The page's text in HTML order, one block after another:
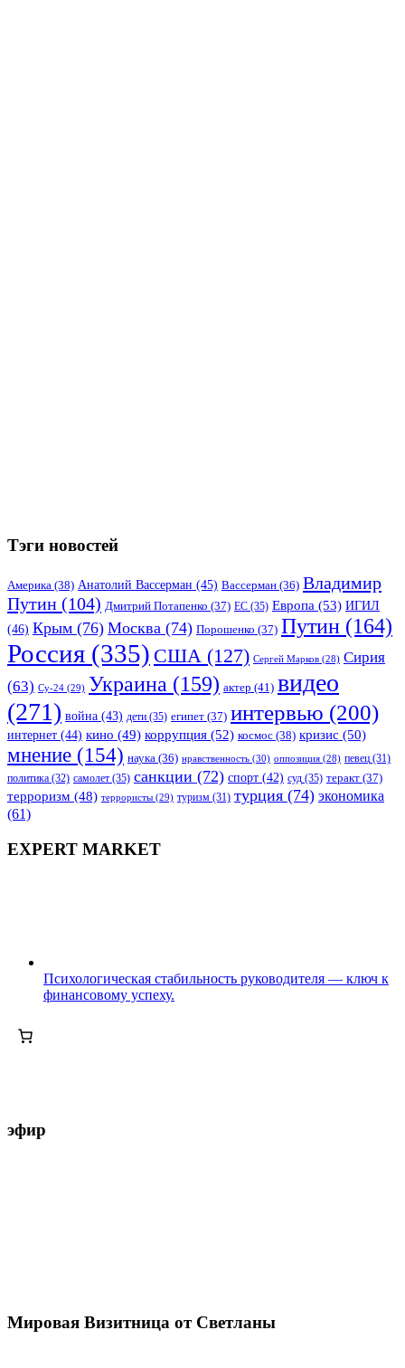
Тэги новостей
Америка (38) Анатолий Вассерман (45) Вассерман (36) Владимир
Путин (104) Дмитрий Потапенко (37) ЕС (35) Европа (53) ИГИЛ
(46) Крым (76) Москва (74) Порошенко (37) Путин (164)
Россия (335) США (127) Сергей Марков (28) Сирия
(63) Су-24 (29) Украина (159) актер (41) видео
(271) война (43) дети (35) египет (37) интервью (200)
интернет (44) кино (49) коррупция (52) космос (38) кризис (50)
мнение (154) наука (36) нравственность (30) оппозиция (28) певец (31)
политика (32) самолет (35) санкции (72) спорт (42) суд (35) теракт (37)
терроризм (48) террористы (29) туризм (31) турция (74) экономика
(61)
EXPERT MARKET
Психологическая стабильность руководителя — ключ к
финансовому успеху.
эфир
Мировая Визитница от Светланы